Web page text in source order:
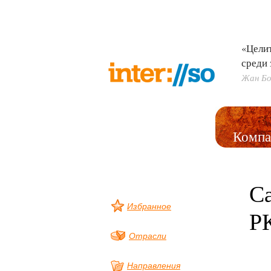
среди
Жан
Избранное
Отрасли
Направления